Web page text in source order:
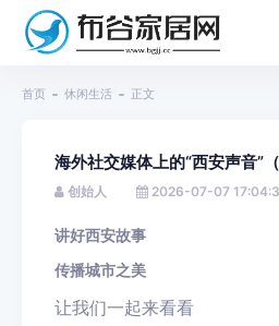
首页 休闲生活 正文
海外社交媒体上的“西安声音”
创始人 2026-07-07
讲好西安故事
传播城市之美
让我们一起来看看